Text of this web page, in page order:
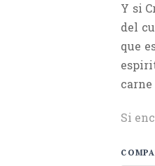
Y si
del
que
Si